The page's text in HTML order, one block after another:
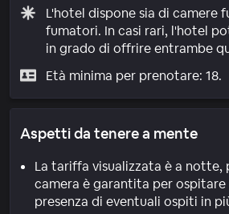
L'hotel dispone sia di camere
fumatori. In casi rari, l'hotel
in grado di offrire entrambe
Età minima per prenotare: 18.
Aspetti da tenere a mente
La tariffa visualizzata è a notte,
camera è garantita per ospitare
presenza di eventuali ospiti in